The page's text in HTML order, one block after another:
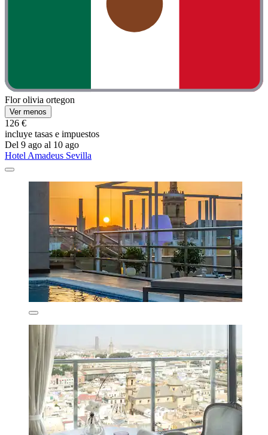
Flor olivia ortegon
Ver menos
126 €
incluye tasas e impuestos
Del 9 ago al 10 ago
Hotel Amadeus Sevilla